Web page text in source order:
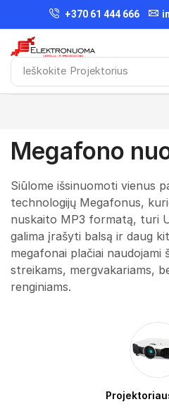
+370 61 444 666
Ieškokite Projektorius
Megafono
Siūlome išsinuomoti vienus
technologijų Megafonus,
nuskaito MP3 formatą, turi
galima įrašyti balsą ir daug
megafonai plačiai naudojami
streikams, mergvakariams,
renginiams.